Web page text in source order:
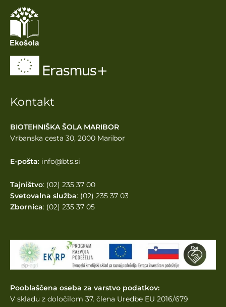
Kontakt
BIOTEHNIŠKA ŠOLA MARIBOR
Vrbanska cesta 30, 2000 Maribor
E-pošta: info@bts.si
Tajništvo: (02) 235 37 00
Svetovalna služba: (02) 235 37 03
Zbornica: (02) 235 37 05
Pooblaščena oseba za varstvo podatkov:
V skladu z določilom 37. člena Uredbe EU 2016/679